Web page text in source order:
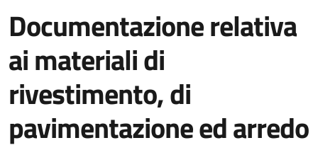
Documentazione relativa
ai materiali di
rivestimento, di
pavimentazione ed arredo